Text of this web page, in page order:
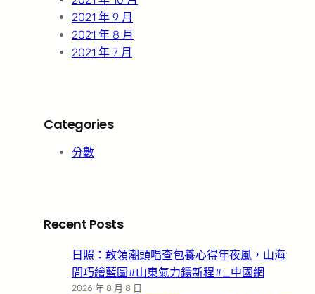
2021 年 9 月
2021 年 8 月
2021 年 7 月
Categories
分數
Recent Posts
日照：敢領潮頭唱查包養心得年夜風，山海
間巧繪藍圖#山東氣力鑄新程#_中國網
2026 年 8 月 8 日